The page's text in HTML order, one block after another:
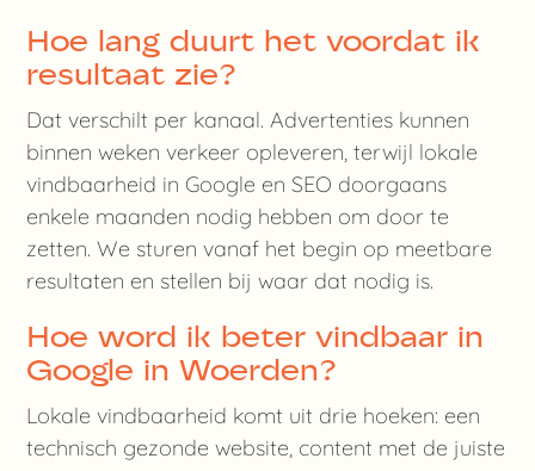
Hoe lang duurt het voordat ik
resultaat zie?
Dat verschilt per kanaal. Advertenties kunnen
binnen weken verkeer opleveren, terwijl lokale
vindbaarheid in Google en SEO doorgaans
enkele maanden nodig hebben om door te
zetten. We sturen vanaf het begin op meetbare
resultaten en stellen bij waar dat nodig is.
Hoe word ik beter vindbaar in
Google in Woerden?
Lokale vindbaarheid komt uit drie hoeken: een
technisch gezonde website, content met de juiste